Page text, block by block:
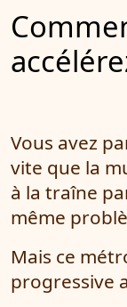
Commencez lentement,
Vous avez
vite que la
à la traîne
même
Mais ce
progressive